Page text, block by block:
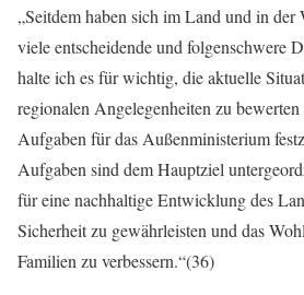
„Seitdem haben sich im Land und in
viele entscheidende und folgenschwere
halte ich es für wichtig, die aktuelle
regionalen Angelegenheiten zu
Aufgaben für das Außenministerium
Aufgaben sind dem Hauptziel
für eine nachhaltige Entwicklung des
Sicherheit zu gewährleisten und das
Familien zu verbessern.“(36)